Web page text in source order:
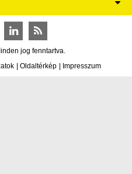
jog fenntartva.
LinkedInRSS
Oldaltérkép Impresszum